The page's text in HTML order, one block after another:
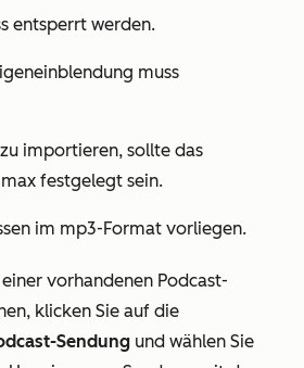
entsperrt werden.
muss
importieren, sollte das
festgelegt sein.
im mp3-Format vorliegen.
vorhandenen Podcast-
klicken Sie auf die
Sendung und wählen Sie